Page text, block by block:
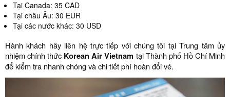
Tại Canada: 35 CAD
Tại châu Âu: 30 EUR
Tại các nước khác: 30 USD
Hành khách hãy liên hệ trực tiếp với chúng tôi tại Trung tâm ủy
nhiệm chính thức Korean Air Vietnam tại Thành phố Hồ Chí Minh
để kiểm tra nhanh chóng và chi tiết phí hoàn đổi vé.